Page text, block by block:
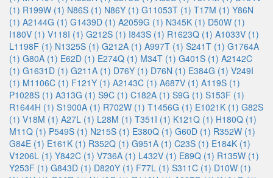
(1) R199W (1) N86S (1) N86Y (1) G11053T (1) T17M (1) Y86N
(1) A2144G (1) G1439D (1) A2059G (1) N345K (1) D50W (1)
I180V (1) V118I (1) G212S (1) I843S (1) R1623Q (1) A1033V (1)
L1198F (1) N1325S (1) G212A (1) A997T (1) S241T (1) G1764A
(1) G80A (1) E62D (1) E274Q (1) M34T (1) G401S (1) A2142C
(1) G1631D (1) G211A (1) D76Y (1) D76N (1) E384G (1) V249I
(1) M1106C (1) F121Y (1) A2143C (1) A687V (1) A119S (1)
P1028S (1) A313G (1) S9C (1) C182A (1) S9G (1) S153F (1)
R1644H (1) S1900A (1) R702W (1) T1456G (1) E1021K (1) G82S
(1) V18M (1) A27L (1) L28M (1) T351I (1) K121Q (1) H180Q (1)
M11Q (1) P549S (1) N215S (1) E380Q (1) G60D (1) R352W (1)
G84E (1) E161K (1) R352Q (1) G951A (1) C23S (1) E184K (1)
V1206L (1) Y842C (1) V736A (1) L432V (1) E89Q (1) R135W (1)
Y253F (1) G843D (1) D820Y (1) F77L (1) S311C (1) D10W (1)